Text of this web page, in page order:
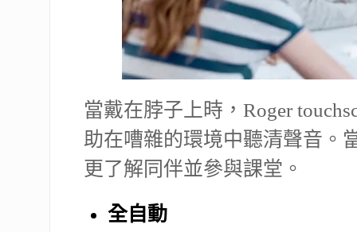
當戴在脖子上時，Roger
助在嘈雜的環境中聽清聲音。
更了解同伴並參與課堂。
全自動